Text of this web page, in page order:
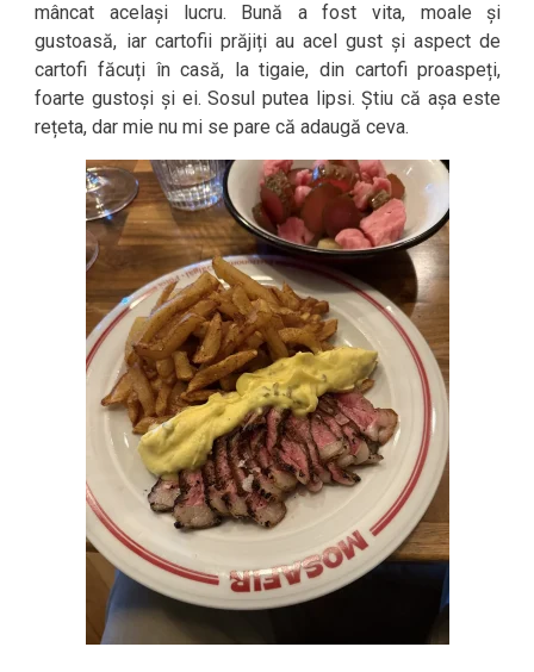
mâncat același lucru. Bună a fost vita, moale și
gustoasă, iar cartofii prăjiți au acel gust și aspect de
cartofi făcuți în casă, la tigaie, din cartofi proaspeți,
foarte gustoși și ei. Sosul putea lipsi. Știu că așa este
rețeta, dar mie nu mi se pare că adaugă ceva.